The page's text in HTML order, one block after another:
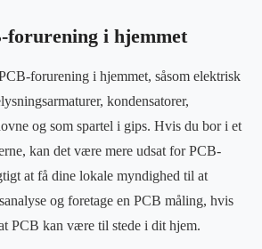
i hjemmet
forurening i hjemmet, såsom elektrisk
kondensatorer,
og som spartel i gips. Hvis du bor i et
kan det være mere udsat for PCB-
at få dine lokale myndighed til at
og foretage en PCB måling, hvis
PCB kan være til stede i dit hjem.